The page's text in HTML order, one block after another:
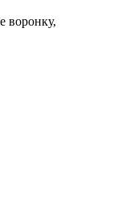
воронку,